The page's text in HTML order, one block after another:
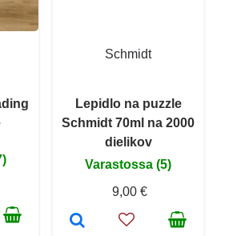
Schmidt
Lepidlo na puzzle
Schmidt 70ml na 2000
dielikov
Varastossa (5)
9,00 €